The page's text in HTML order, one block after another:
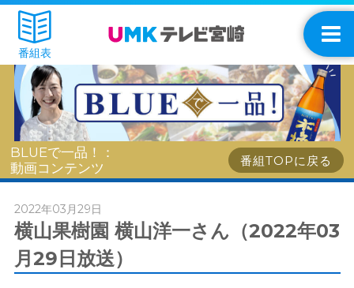
番組表
BLUEで一品！：
動画コンテンツ
番組TOPに戻る
2022年03月29日
横山果樹園 横山洋一さん（2022年03
月29日放送）